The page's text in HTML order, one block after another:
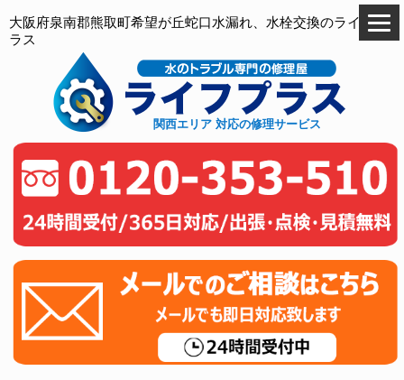
大阪府泉南郡熊取町希望が丘蛇口水漏れ、水栓交換のライフプ
ラス
関西エリア 対応の修理サービス